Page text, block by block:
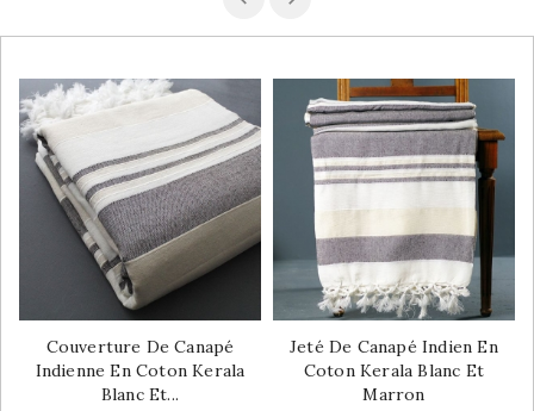
Couverture De Canapé
Indienne En Coton Kerala
Blanc Et...
Jeté De Canapé Indien En
Coton Kerala Blanc Et
Marron